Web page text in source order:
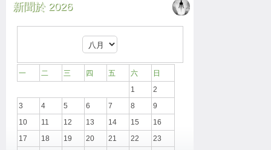
新聞於 2026
一 二 三 四 五 六
日
1
2
3
4 5 6 7 8
9
10
11 12 13 14 15
16
17
18 19 20 21 22
23